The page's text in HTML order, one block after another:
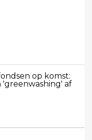
op komst:
'greenwashing' af